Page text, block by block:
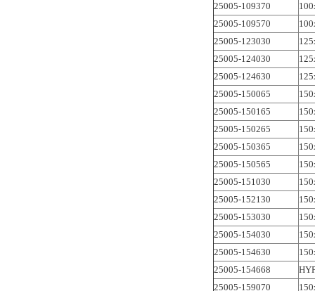
25005-109370
25005-109570
25005-123030
25005-124030
25005-124630
25005-150065
25005-150165
25005-150265
25005-150365
25005-150565
25005-151030
25005-152130
25005-153030
25005-154030
25005-154630
25005-154668
25005-159070